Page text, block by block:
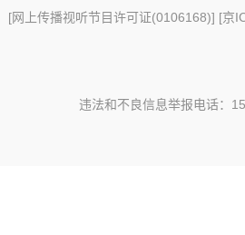
[网上传播视听节目许可证(0106168)] [京
违法和不良信息举报电话：